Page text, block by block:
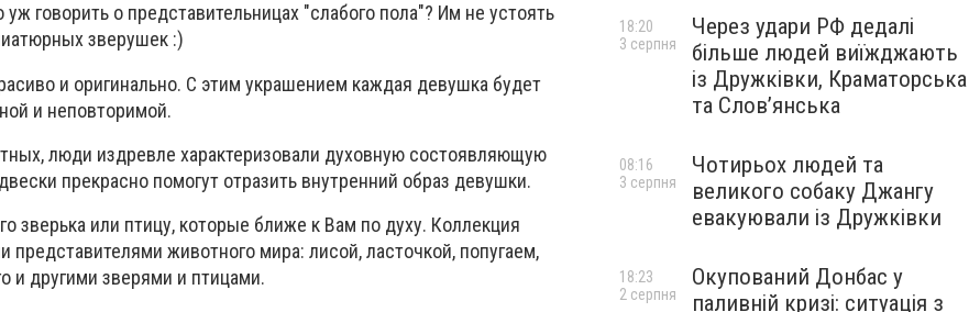
говорить о представительницах "слабого пола"? Им не устоять
зверушек :)
и оригинально. С этим украшением каждая девушка будет
и неповторимой.
люди издревле характеризовали духовную состоявляющую
прекрасно помогут отразить внутренний образ девушки.
зверька или птицу, которые ближе к Вам по духу. Коллекция
представителями животного мира: лисой, ласточкой, попугаем,
и другими зверями и птицами.
Через удари РФ дедалі
більше людей виїжджають
із Дружківки, Краматорська
та Слов’янська
18:20
3 серпня
Чотирьох людей та
великого собаку Джангу
евакуювали із Дружківки
08:16
3 серпня
Окупований Донбас у
паливній кризі: ситуація з
18:23
2 серпня